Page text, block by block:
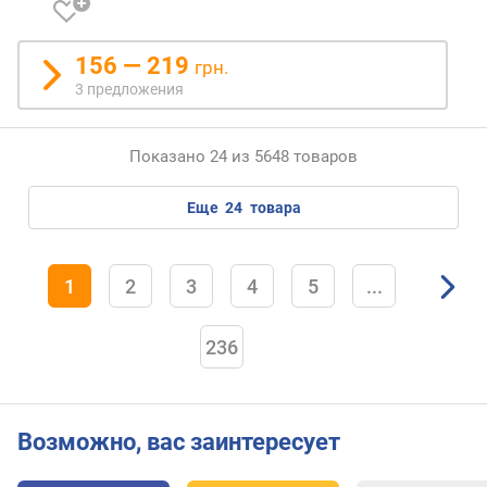
156 — 219 грн.
3 предложения
Показано 24 из 5648 товаров
еще 24 товара
1 2 3 4 5 ...
236
Возможно, вас заинтересует